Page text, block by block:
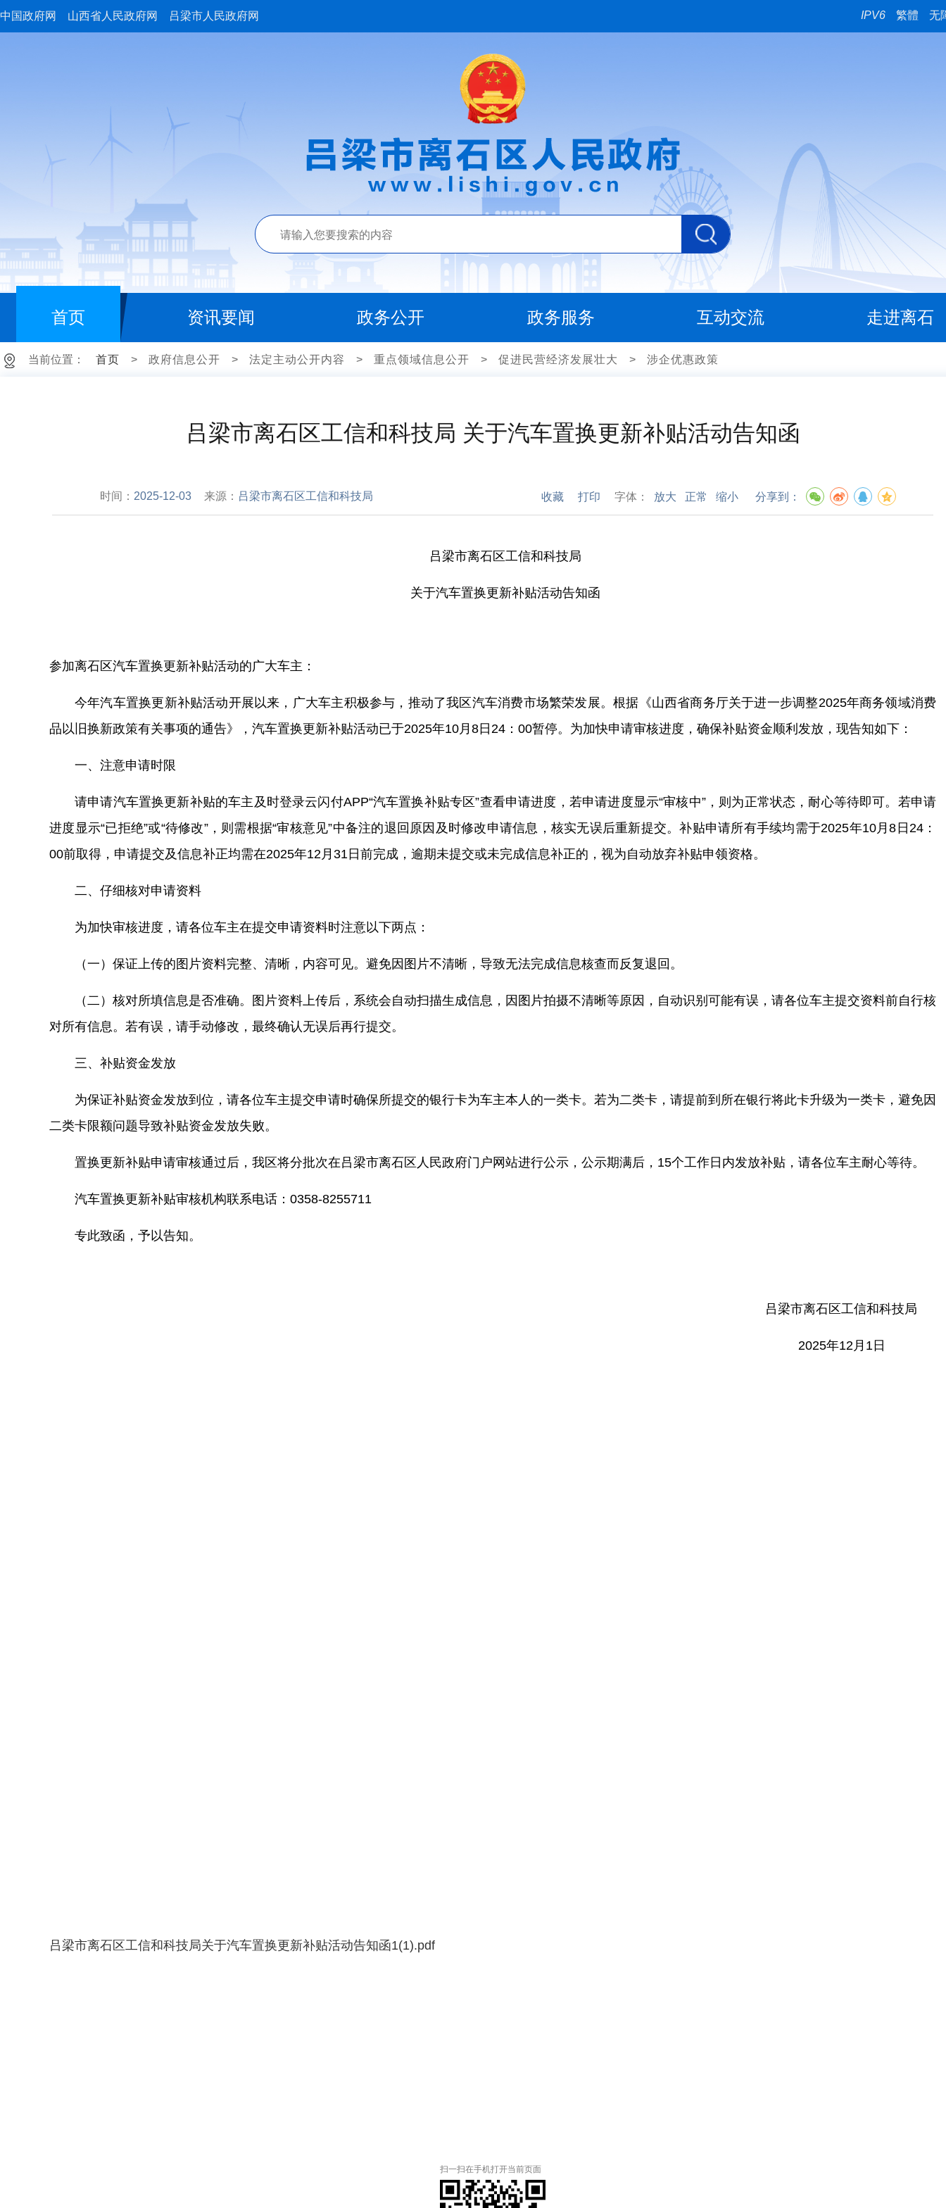
中国政府网 山西省人民政府网 吕梁市人民政府网 IPV6 繁體 无
首页 资讯要闻 政务公开 政务服务 互动交流 走进离石
当前位置： 首页 > 政府信息公开 > 法定主动公开内容 > 重点领域信息公开 > 促进民营经济发展壮大 > 涉企优惠政策
吕梁市离石区工信和科技局 关于汽车置换更新补贴活动告知函
时间： 2025-12-03 来源： 吕梁市离石区工信和科技局 收藏 打印 字体： 放大 正常 缩小 分享到：
吕梁市离石区工信和科技局
关于汽车置换更新补贴活动告知函
参加离石区汽车置换更新补贴活动的广大车主：
今年汽车置换更新补贴活动开展以来，广大车主积极参与，推动了我区 汽车消费市场繁荣发展。根据 《山西省商务厅关于进一步调整2025年商务领域消费
品以旧换新政策有关事项的通告》
， 汽车置换更新补贴活动已于2025年10月 8 日 24 ： 00暂停。 为加快申请审核进度，确保补贴资金顺利发放，现告知如下：
一、注意申请时限
请申请汽车置换更新补贴的车主及时登录云闪付APP“汽车置换补贴专区”查看申请进度，若申请进度显示“审核中”，则为正常状态，耐心等待即可。若申请
进度显示“已拒绝”或“待修改”，则需根据“审核意见”中备注的退回原因及时修改申请信息，核实无误后重新提交。补贴申请所有手续均需于2025年10月8 日 24：
00前取得 ，申请提交及信息补正均需在2025年12月 31 日前完成 ，逾期未提交或未完成信息补正的， 视为自动放弃补贴申领资格。
二、仔细核对申请资料
为加快审核进度，请各位车主在提交申请资料时注意以下两点：
（一）保证上传的图片资料完整、清晰，内容可见。避免因图片不清晰，导致无法完成信息核查而反复退回。
（二）核对所填信息是否准确。图片资料上传后，系统会自动扫描生成信息，因图片拍摄不清晰等原因，自动识别可能有误，请各位车主提交资料前自行核
对所有信息。若有误，请手动修改，最终确认无误后再行提交。
三、补贴资金发放
为保证补贴资金发放到位，请各位车主提交申请时确保所提交的银行卡为车主本人的一类卡。若为二类卡，请提前到所在银行将此卡升级为一类卡，避免因
二类卡限额问题导致补贴资金发放失败。
置换更新补贴申请审核通过后，我区将分批次在吕梁市离石区人民政府门户网站进行公示，公示期满后， 15个工作日内发放补贴 ， 请各位车主耐心等待。
汽车置换更新补贴审核机构联系电话： 0358-8255711
专此致函，予以告知。
吕梁市离石区工信和科技局
2025年12月 1 日
吕梁市离石区工信和科技局关于汽车置换更新补贴活动告知函1(1).pdf
扫一扫在手机打开当前页面